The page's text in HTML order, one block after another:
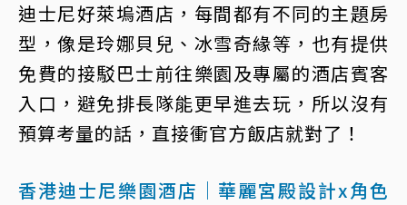
迪士尼好萊塢酒店，每間都有不同的主題房
型，像是玲娜貝兒、冰雪奇緣等，也有提供
免費的接駁巴士前往樂園及專屬的酒店賓客
入口，避免排長隊能更早進去玩，所以沒有
預算考量的話，直接衝官方飯店就對了！
香港迪士尼樂園酒店｜華麗宮殿設計x角色